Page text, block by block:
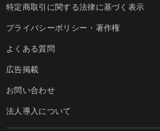
特定商取引に関する法律に基づく表示
プライバシーポリシー・著作権
よくある質問
広告掲載
お問い合わせ
法人導入について